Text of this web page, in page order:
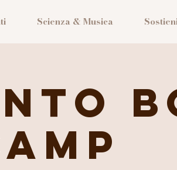
Scienza & Musica